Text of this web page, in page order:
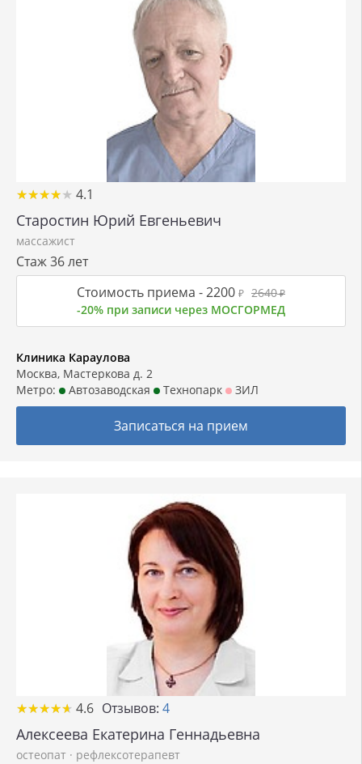
★★★★★
★★★★★ 4.1
Старостин Юрий Евгеньевич
массажист
Стаж 36 лет
Стоимость приема -2200 ₽ 2640₽
-20% при записи через МОСГОРМЕД
Клиника Караулова
Москва, Мастеркова д. 2
Метро:
Автозаводская Технопарк ЗИЛ
Записаться на прием
★★★★★
★★★★★ 4.6 Отзывов: 4
Алексеева Екатерина Геннадьевна
остеопат · рефлексотерапевт